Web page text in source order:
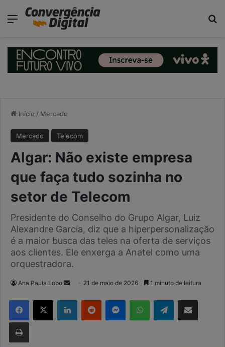
Menu
Início / Mercado
Mercado Telecom
Algar: Não existe empresa
que faça tudo sozinha no
setor de Telecom
Presidente do Conselho do Grupo Algar, Luiz
Alexandre Garcia, diz que a hiperpersonalização
é a maior busca das teles na oferta de serviços
aos clientes. Ele enxerga a Anatel como uma
orquestradora.
Ana Paula Lobo
Mande
mail
21 de maio de 2026 1 minuto de leitura
Facebook
X LinkedinReddit MessengerWhatsAppTelegramCompartilhar via e-mail
Imprimir